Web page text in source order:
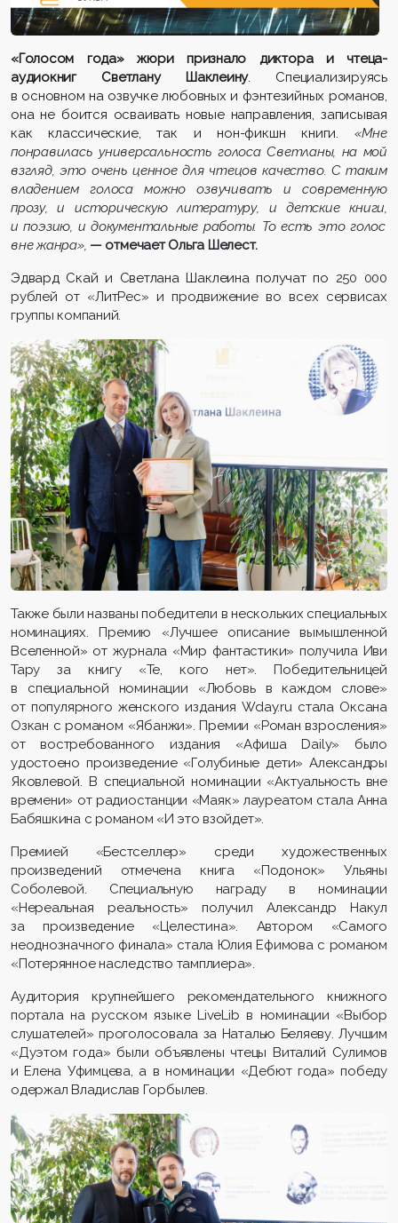
«Голосом года» жюри признало
диктора и чтеца-
аудиокниг Светлану Шаклеину. Специализируясь
в основном на озвучке любовных и фэнтезийных романов,
онане боится осваивать новые направления, записывая
как классические, так инон-фикшн книги. «Мне
понравилась универсальность голоса Светланы, на мой
взгляд, это очень ценное для чтецов качество. С таким
владением голоса можно озвучивать и современную
прозу, и историческую литературу, и детские книги,
и поэзию, и документальные работы. То есть это голос
вне жанра», —отмечаетОльга Шелест.
Эдвард Скай и Светлана Шаклеина получат по 250 000
рублей от «ЛитРес» и продвижение во всех сервисах
группы компаний.
Также были названы победители в нескольких специальных
номинациях.
Премию «Лучшее описание вымышленной
Вселенной» от журнала «Мир фантастики» получила Иви
Тару за книгу «Те, кого нет». Победительницей
в специальной номинации «Любовь в каждом слове»
от популярного женского издания Wday.ru стала Оксана
Озкан с романом «Ябанжи». Премии «Роман взросления»
от востребованного издания «Афиша Daily» было
удостоено произведение «Голубиные дети» Александры
Яковлевой. В специальной номинации «Актуальность вне
времени» от радиостанции «Маяк» лауреатом стала Анна
Бабяшкина с романом «И это взойдет».
Премией «Бестселлер» среди художественных
произведений отмечена книга «Подонок» Ульяны
Соболевой. Специальную награду в номинации
«Нереальная реальность» получил Александр Накул
за произведение «Целестина». Автором «Самого
неоднозначного финала» стала Юлия Ефимова с романом
«Потерянное наследство тамплиера».
Аудитория крупнейшего рекомендательного книжного
портала на русском языке LiveLib в номинации «Выбор
слушателей» проголосовала за Наталью Беляеву. Лучшим
«Дуэтом года» были объявлены чтецы Виталий Сулимов
и Елена Уфимцева, а в номинации «Дебют года» победу
одержал Владислав Горбылев.